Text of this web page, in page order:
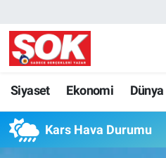
Siyaset Ekonomi Dünya
Kars Hava Durumu
GÜNDEM
DÜNYA
SPOR
Nöbetçi Eczaneler
Hava Durumu
İstanbul Namaz Vakitleri